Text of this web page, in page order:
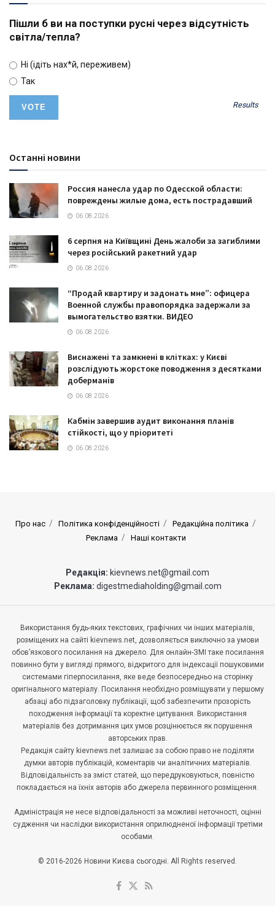
Пішли б ви на поступки русні через відсутність
світла/тепла?
Ні (ідіть нах*й, переживем)
Так
Results
Останні новини
Россия нанесла удар по Одесской области:
повреждены жилые дома, есть пострадавший
06.08.2026
6 серпня на Київщині День жалоби за загиблими
через російський ракетний удар
06.08.2026
“Продай квартиру и задонать мне”: офицера
Военной службы правопорядка задержали за
вымогательство взятки. ВИДЕО
06.08.2026
Виснажені та замкнені в клітках: у Києві
розслідують жорстоке поводження з десятками
доберманів
06.08.2026
Кабмін завершив аудит виконання планів
стійкості, що у пріоритеті
06.08.2026
Про нас Політика конфіденційності
Редакційна політика
Реклама
Наші контакти
Редакція: kievnews.net@gmail.com
Реклама: digestmediaholding@gmail.com
Використання будь-яких текстових, графічних чи інших матеріалів,
розміщених на сайті kievnews.net, дозволяється виключно за умови
обов’язкового посилання на джерело. Для онлайн-ЗМІ таке посилання
повинно бути у вигляді прямого, відкритого для індексації пошуковими
системами гіперпосилання, яке веде безпосередньо на сторінку
оригінального матеріалу. Посилання необхідно розміщувати у першому
абзаці або підзаголовку публікації, щоб забезпечити прозорість
походження інформації та коректне цитування. Використання
матеріалів без дотримання цих умов розцінюється як порушення
авторських прав.
Редакція сайту kievnews.net залишає за собою право не поділяти
думки авторів публікацій, коментарів чи аналітичних матеріалів.
Відповідальність за зміст статей, що передруковуються, повністю
покладається на їхніх авторів або джерела первинного розміщення.
Адміністрація не несе відповідальності за можливі неточності, оцінні
судження чи наслідки використання оприлюдненої інформації третіми
особами.
© 2016-2026 Новини Києва сьогодні. All Rights reserved.